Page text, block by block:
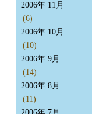
2006年 11月
(6)
2006年 10月
(10)
2006年 9月
(14)
2006年 8月
(11)